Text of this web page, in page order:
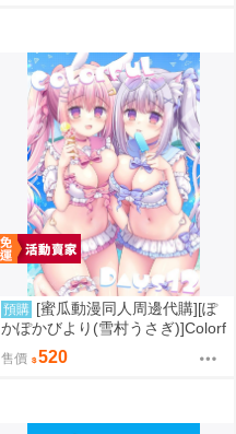
預購 [蜜瓜動漫同人周邊代購][ぽ
かぽかびより(雪村うさぎ)]Colorf
ul Days12【特典付】(同人誌)
售價 520